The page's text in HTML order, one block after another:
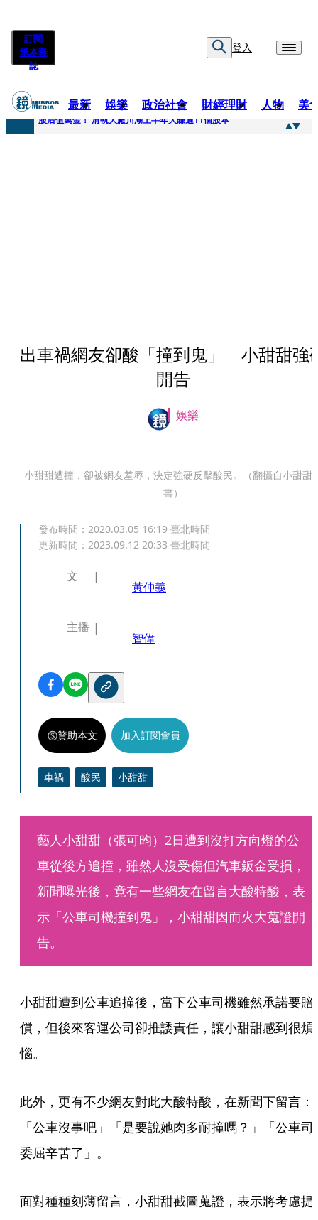
訂閱
紙本雜
誌
登入
最新 娛樂 政治社會 財經理財 人物 美
快訊
股后值萬金！ 滑軌大廠川湖上半年大賺逾11個股本
出車禍網友卻酸「撞到鬼」 小甜甜強
開告
娛樂
小甜甜遭撞，卻被網友羞辱，決定強硬反擊酸民。（翻攝自小甜甜
書）
發布時間： 2020.03.05 16:19 臺北時間
更新時間： 2023.09.12 20:33 臺北時間
文
黃仲義
主播
智偉
贊助本文 加入訂閱會員
車禍 酸民 小甜甜
藝人小甜甜（張可昀）2日遭到沒打方向燈的公
車從後方追撞，雖然人沒受傷但汽車鈑金受損，
新聞曝光後，竟有一些網友在留言大酸特酸，表
示「公車司機撞到鬼」，小甜甜因而火大蒐證開
告。
小甜甜遭到公車追撞後，當下公車司機雖然承諾要賠
償，但後來客運公司卻推諉責任，讓小甜甜感到很煩
惱。
此外，更有不少網友對此大酸特酸，在新聞下留言：
「公車沒事吧」「是要說她肉多耐撞嗎？」「公車司
委屈辛苦了」。
面對種種刻薄留言，小甜甜截圖蒐證，表示將考慮提